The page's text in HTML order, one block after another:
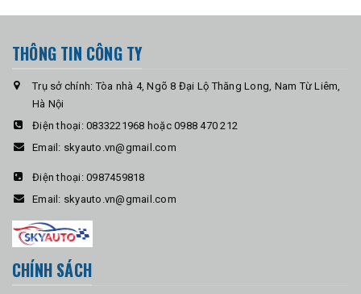
THÔNG TIN CÔNG TY
Trụ sở chính: Tòa nhà 4, Ngõ 8 Đại Lộ Thăng Long, Nam Từ Liêm,
Hà Nội
Điện thoại: 0833221968 hoặc 0988 470 212
Email: skyauto.vn@gmail.com
Điện thoại: 0987459818
Email: skyauto.vn@gmail.com
CHÍNH SÁCH